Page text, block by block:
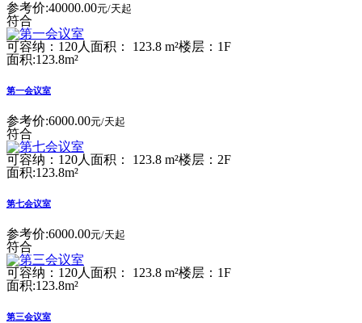
参考价:40000.00元/天起
符合
可容纳：120人 面积： 123.8 m²楼层：1F
面积:123.8m²
第一会议室
参考价:6000.00元/天起
符合
可容纳：120人 面积： 123.8 m²楼层：2F
面积:123.8m²
第七会议室
参考价:6000.00元/天起
符合
可容纳：120人 面积： 123.8 m²楼层：1F
面积:123.8m²
第三会议室